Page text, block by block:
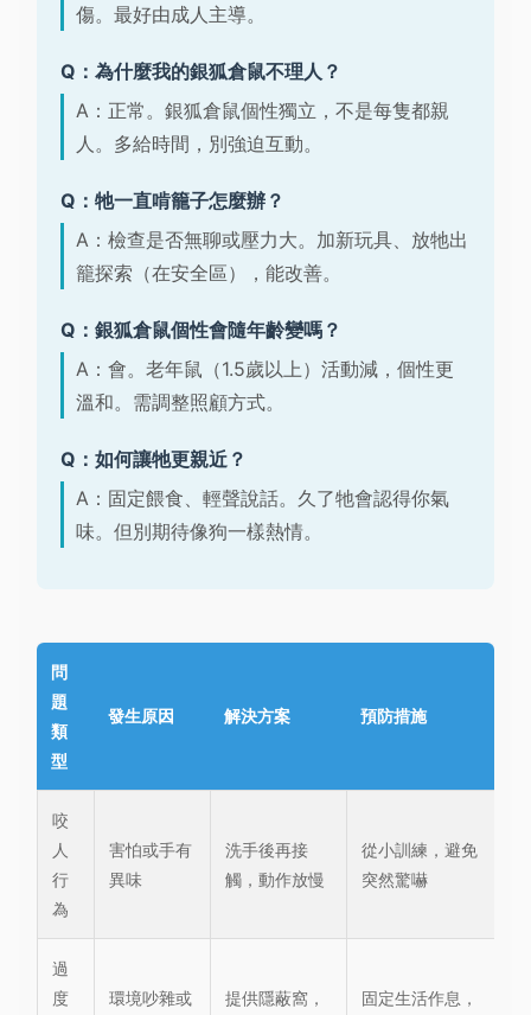
傷。最好由成人主導。
Q：為什麼我的銀狐倉鼠不理人？
A：正常。銀狐倉鼠個性獨立，不是每隻都親
人。多給時間，別強迫互動。
Q：牠一直啃籠子怎麼辦？
A：檢查是否無聊或壓力大。加新玩具、放牠出
籠探索（在安全區），能改善。
Q：銀狐倉鼠個性會隨年齡變嗎？
A：會。老年鼠（1.5歲以上）活動減，個性更
溫和。需調整照顧方式。
Q：如何讓牠更親近？
A：固定餵食、輕聲說話。久了牠會認得你氣
味。但別期待像狗一樣熱情。
問
題
類
型
發生原因 解決方案 預防措施
咬
人
行
為
害怕或手有
異味
洗手後再接
觸，動作放慢
從小訓練，避免
突然驚嚇
過
度
環境吵雜或
提供隱蔽窩，
固定生活作息，